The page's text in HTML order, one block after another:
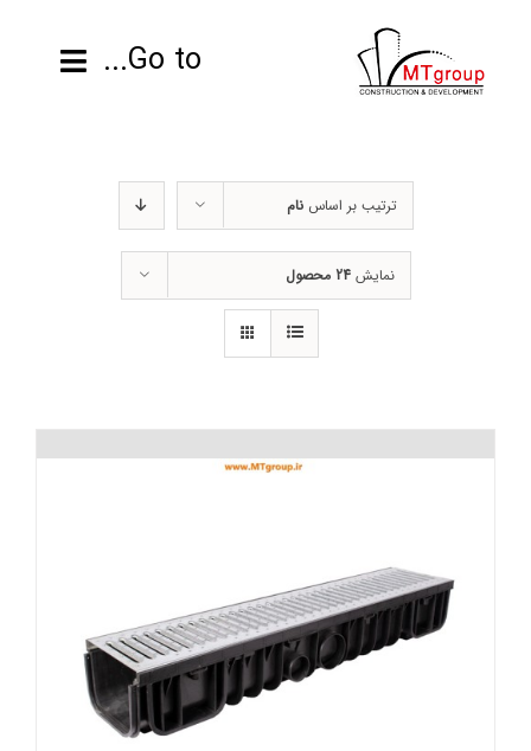
Go to...
ترتیب بر اساسنام
نمایش24 محصول